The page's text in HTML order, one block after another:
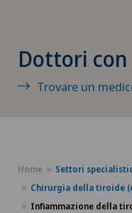
Gravidanza
Impianti penieni
Dottori
Trovare un
Home
Settori
Chirurgia della tiroide
Infiammazione della